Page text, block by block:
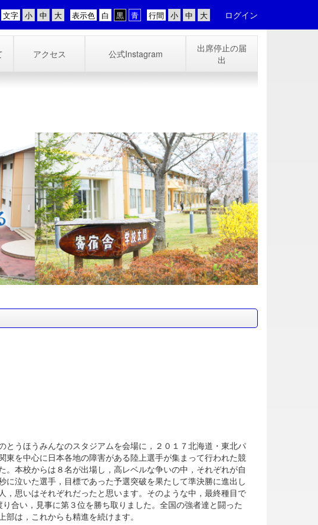
行間
表示色
文字 ログイン
アクセス 公式Instagram
出席停止の届
出
うほうみんなのスタジアムを会場に，２０１７北海道・東北パ
を中心に日本各地の障害がある陸上選手が集まって行われた競
本校からは８名が出場し，高レベルな争いの中，それぞれが自
泣いた選手，目標であった予選突破を果たして準決勝に進出し
思いはそれぞれだったと思います。そのような中，最終種目で
合い，見事に第３位を勝ち取りました。全国の強者達と闘った
は，これからも精進を続けます。